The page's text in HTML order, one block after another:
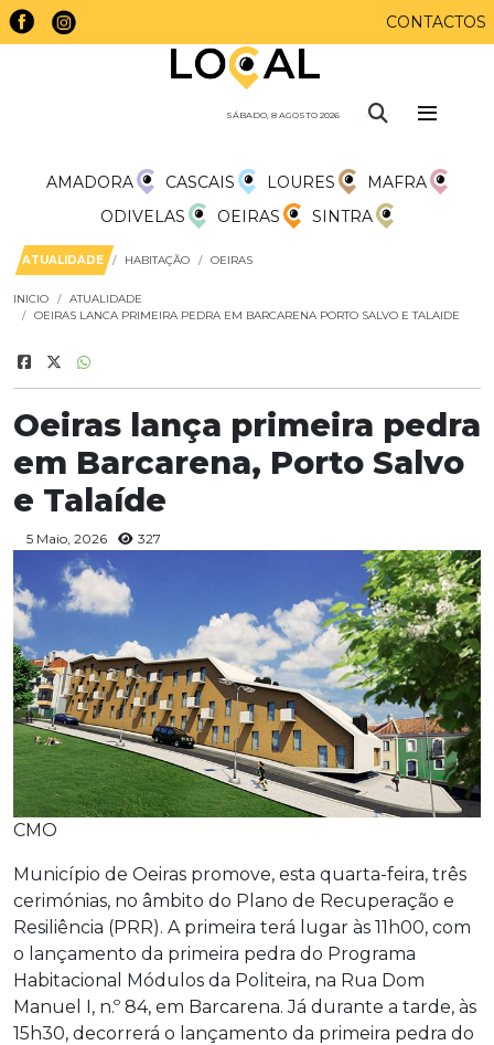
CONTACTOS
SÁBADO, 8 AGOSTO 2026
AMADORA CASCAIS LOURES
MAFRA
ODIVELAS
OEIRAS SINTRA
ATUALIDADE HABITAÇÃO OEIRAS
INICIO
ATUALIDADE
OEIRAS LANCA PRIMEIRA PEDRA EM BARCARENA PORTO SALVO E TALAIDE
Oeiras lança primeira pedra
em Barcarena, Porto Salvo
e Talaíde
5 Maio, 2026 327
CMO
Município de Oeiras promove, esta quarta-feira, três
cerimónias, no âmbito do Plano de Recuperação e
Resiliência (PRR). A primeira terá lugar às 11h00, com
o lançamento da primeira pedra do Programa
Habitacional Módulos da Politeira, na Rua Dom
Manuel I, n.º 84, em Barcarena. Já durante a tarde, às
15h30, decorrerá o lançamento da primeira pedra do